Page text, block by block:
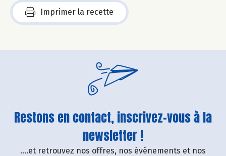
Imprimer la recette
Restons en contact, inscrivez-vous à la
newsletter !
....et retrouvez nos offres, nos événements et nos